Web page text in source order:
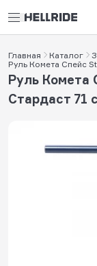
Главная Каталог
Руль Комета Спейс
Руль Комета
Стардаст 71